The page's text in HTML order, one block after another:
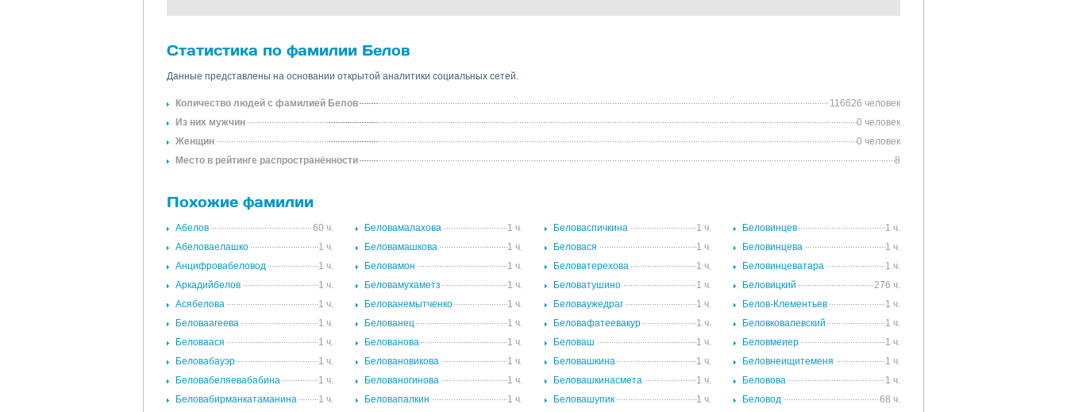
Статистика по фамилии Белов
Данные представлены на основании открытой аналитики социальных сетей.
Количество людей с фамилией Белов
116626 человек
Из них мужчин
0 человек
Женщин
0 человек
Место в рейтинге распространённости
8
Похожие фамилии
Абелов
60 ч.
Абеловаелашко
1 ч.
Анцифровабеловод
1 ч.
Аркадийбелов
1 ч.
Асябелова
1 ч.
Беловаагеева
1 ч.
Беловаася
1 ч.
Беловабауэр
1 ч.
Беловабеляевабабина
1 ч.
Беловабирманкатаманина
1 ч.
Беловамалахова
1 ч.
Беловамашкова
1 ч.
Беловамон
1 ч.
Беловамухаметз
1 ч.
Белованемытченко
1 ч.
Белованец
1 ч.
Белованова
1 ч.
Беловановикова
1 ч.
Белованогинова
1 ч.
Беловапалкин
1 ч.
Беловаспичкина
1 ч.
Беловася
1 ч.
Беловатерехова
1 ч.
Беловатушино
1 ч.
Беловаужедраг
1 ч.
Беловафатеевакур
1 ч.
Беловаш
1 ч.
Беловашкина
1 ч.
Беловашкинасмета
1 ч.
Беловашупик
1 ч.
Беловинцев
1 ч.
Беловинцева
1 ч.
Беловинцеватара
1 ч.
Беловицкий
276 ч.
Белов-Клементьев
1 ч.
Беловковалевский
1 ч.
Беловмеиер
1 ч.
Беловнеищитеменя
1 ч.
Беловова
1 ч.
Беловод
68 ч.